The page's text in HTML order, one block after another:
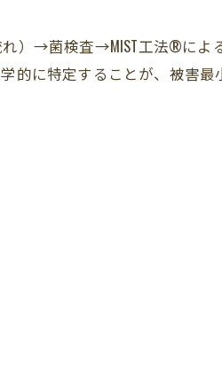
れ）→菌検査→MIST工法®に
的に特定することが、被害最